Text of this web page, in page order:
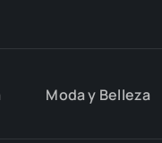
Moda y Belle­za